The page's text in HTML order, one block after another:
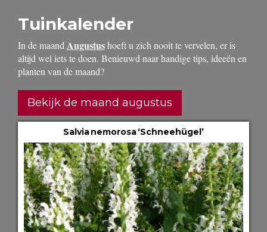
Tuinkalender
In de maand Augustushoeft u zich nooit te vervelen, er is
altijd wel iets te doen. Benieuwd naar handige tips, ideeën en
planten van de maand?
Bekijk de maand augustus
Salvia nemorosa ‘Schneehügel’